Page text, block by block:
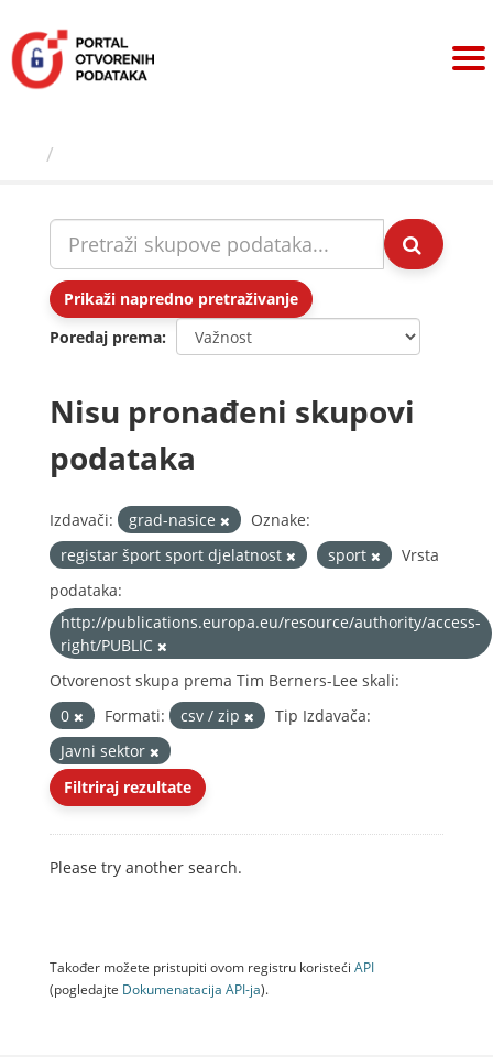
sadržaj
Prikaži napredno pretraživanje
Poredaj prema
Nisu pronađeni skupovi
podataka
Izdavači: grad-nasice
Oznake:
registar šport sport djelatnost
sport
Vrsta
podataka:
http://publications.europa.eu/resource/authority/access-
right/PUBLIC
Otvorenost skupa prema Tim Berners-Lee skali:
0
Formati: csv / zip
Tip Izdavača:
Javni sektor
Filtriraj rezultate
Please try another search.
Također možete pristupiti ovom registru koristeći API
(pogledajte Dokumenаtаcijа API-jа).